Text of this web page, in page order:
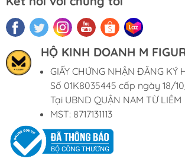
HỘ KINH DOANH M
GIẤY CHỨNG NHẬN ĐĂNG KÝ
Số 01K8035445 cấp ngày 18/
Tại UBND QUẬN NAM TỪ LIÊM
MST: 8717131113